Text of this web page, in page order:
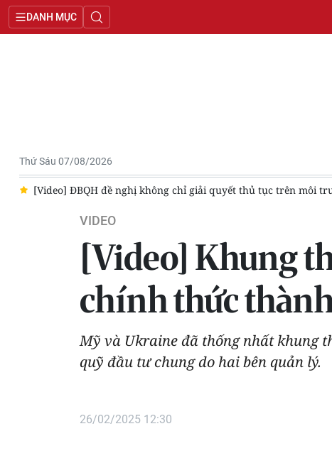
DANH MỤC
Thứ Sáu 07/08/2026
trường điện tử [Video] Chiều và tối 7/8, nhiều khu vực tiếp
VIDEO
[Video] Khung
chính thức
Mỹ và Ukraine đã thống nhất khung
quỹ đầu tư chung do hai bên quản lý.
26/02/2025 12:30